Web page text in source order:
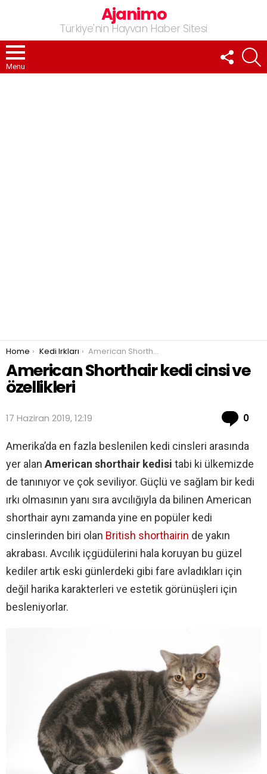
Ajanimo
Türkiye'nin Hayvan Haber Sitesi
Menu
FOLLOW
US
You are here:
Home Kedi Irkları American Shorthair kedi cinsi ve özellikleri
American Shorthair kedi cinsi ve
özellikleri
17 Haziran 2019, 12:19 0
Amerika’da en fazla beslenilen kedi cinsleri arasında
yer alan American shorthair kedisi tabi ki ülkemizde
de tanınıyor ve çok seviliyor. Güçlü ve sağlam bir kedi
ırkı olmasının yanı sıra avcılığıyla da bilinen American
shorthair aynı zamanda yine en popüler kedi
cinslerinden biri olan British shorthairin de yakın
akrabası. Avcılık içgüdülerini hala koruyan bu güzel
kediler artık eski günlerdeki gibi fare avladıkları için
değil harika karakterleri ve estetik görünüşleri için
besleniyorlar.